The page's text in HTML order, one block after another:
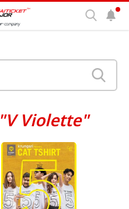
"V Violette"